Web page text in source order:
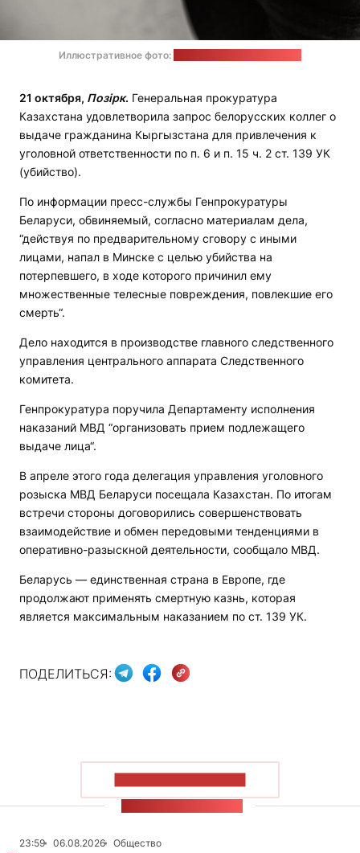
Иллюстративное фото:
21 октября, Позірк. Генеральная прокуратура
Казахстана удовлетворила запрос белорусских коллег о
выдаче гражданина Кыргызстана для привлечения к
уголовной ответственности по п. 6 и п. 15 ч. 2 ст. 139 УК
(убийство).
По информации пресс-службы Генпрокуратуры
Беларуси, обвиняемый, согласно материалам дела,
“действуя по предварительному сговору с иными
лицами, напал в Минске с целью убийства на
потерпевшего, в ходе которого причинил ему
множественные телесные повреждения, повлекшие его
смерть“.
Дело находится в производстве главного следственного
управления центрального аппарата Следственного
комитета.
Генпрокуратура поручила Департаменту исполнения
наказаний МВД “организовать прием подлежащего
выдаче лица“.
В апреле этого года делегация управления уголовного
розыска МВД Беларуси посещала Казахстан. По итогам
встречи стороны договорились совершенствовать
взаимодействие и обмен передовыми тенденциями в
оперативно-разыскной деятельности, сообщало МВД.
Беларусь — единственная страна в Европе, где
продолжают применять смертную казнь, которая
является максимальным наказанием по ст. 139 УК.
ПОДЕЛИТЬСЯ:
23:59 06.08.2026
Общество